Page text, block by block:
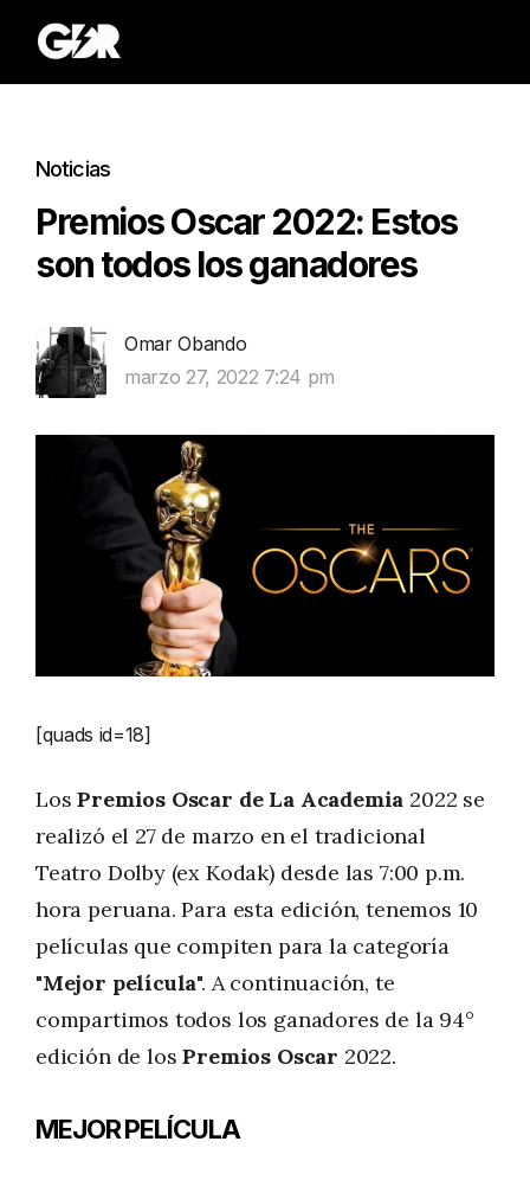
Noticias
Premios Oscar 2022: Estos
son todos los ganadores
Omar Obando
marzo 27, 2022 7:24 pm
[quads id=18]
LosPremios Oscar de La Academia 2022 se
realizó el 27 de marzo en el tradicional
Teatro Dolby (ex Kodak) desde las 7:00 p.m.
hora peruana. Para esta edición, tenemos 10
películas que compiten para la categoría
"Mejor película". A continuación, te
compartimos todos los ganadores de la 94°
edición de losPremios Oscar 2022.
MEJOR PELÍCULA